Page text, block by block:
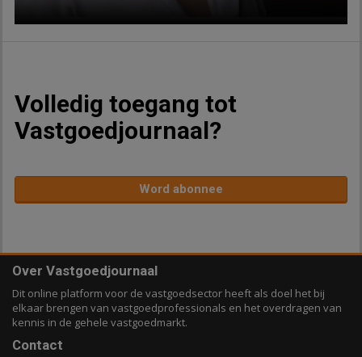
Volledig toegang tot
Vastgoedjournaal?
Word abonnee
Over Vastgoedjournaal
Dit online platform voor de vastgoedsector heeft als doel het bij
elkaar brengen van vastgoedprofessionals en het overdragen van
kennis in de gehele vastgoedmarkt.
Contact